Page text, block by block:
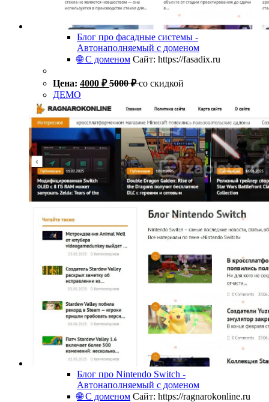
Блог про фасадные системы -
Автонаполняемый с доменом
🌐 С доменом Сайт: https://fasadix.ru
Цена: 4000 ₽ 5000₽ со скидкой
ДЕМО
Блог про Nintendo Switch -
Автонаполняемый с доменом
🌐 С доменом Сайт: https://ragnarokonline.ru